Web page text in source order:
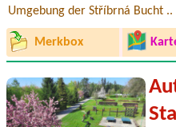
Umgebung der Stříbrná Bucht ..
Merkbox